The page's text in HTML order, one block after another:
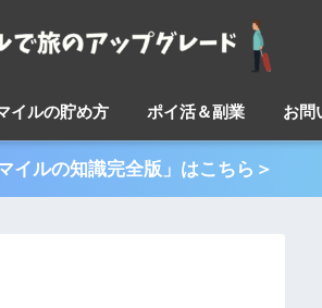
イルの貯め方 ポイ活＆副業 お問
イルの知識完全版」はこちら＞